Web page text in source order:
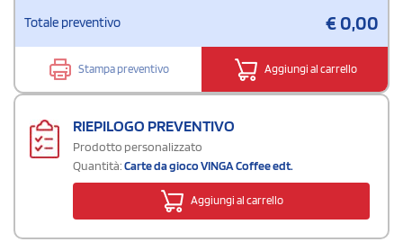
Totale preventivo €0,00
Stampa preventivo Aggiungi al carrello
RIEPILOGO PREVENTIVO
Prodotto personalizzato
Quantità:Carte da gioco VINGA Coffee edt.
Aggiungi al carrello